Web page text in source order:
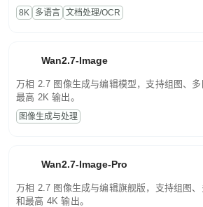
为便于存储、检索和二次处理的结构化结果。
8K 多语言 文档处理/OCR
Wan2.7-Image
万相 2.7 图像生成与编辑模型，支持组图、
最高 2K 输出。
图像生成与处理
Wan2.7-Image-Pro
万相 2.7 图像生成与编辑旗舰版，支持组图
和最高 4K 输出。